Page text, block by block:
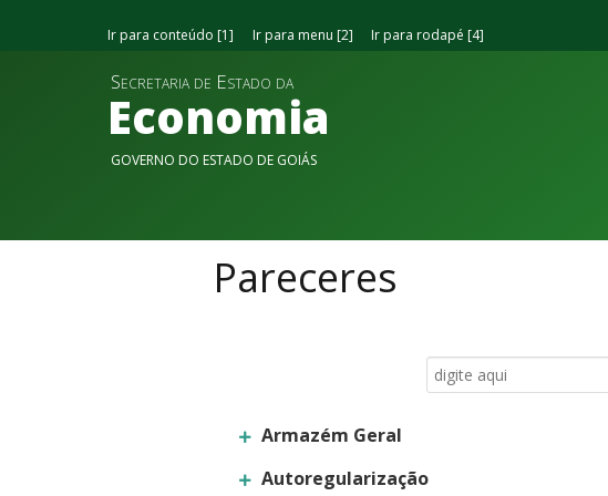
Ir para conteúdo 1 Ir para menu 2 Ir para rodapé 4
Secretaria de Estado da
Economia
GOVERNO DO ESTADO DE GOIÁS
Pareceres
Armazém Geral
Autoregularização